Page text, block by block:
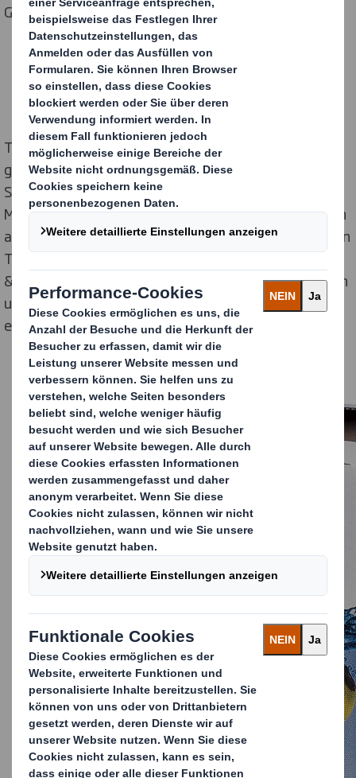
Gehring-Bunte.
Tradition und Innovation verbindet das 1895
gegründete Familienunternehmen Gehring-Bunte.
Seine Marke „Christinen“ steht für Premium-
Mineralwasser in zertifizierter Bio-Qualität: Gewonnen
aus unberührten Gesteinsschichten in über 400 Metern
Tiefe vertreibt die Teutoburger Mineralbrunnen GmbH
& Co. KG seine natürlich reinen Mineralwässer, Schorlen
und Erfrischungsgetränke in mittlerweile über 15
europäische Länder.